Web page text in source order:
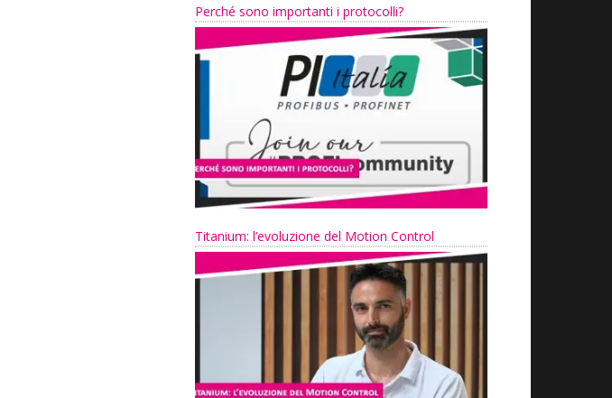
Perché sono importanti i protocolli?
Titanium: l’evoluzione del Motion Control